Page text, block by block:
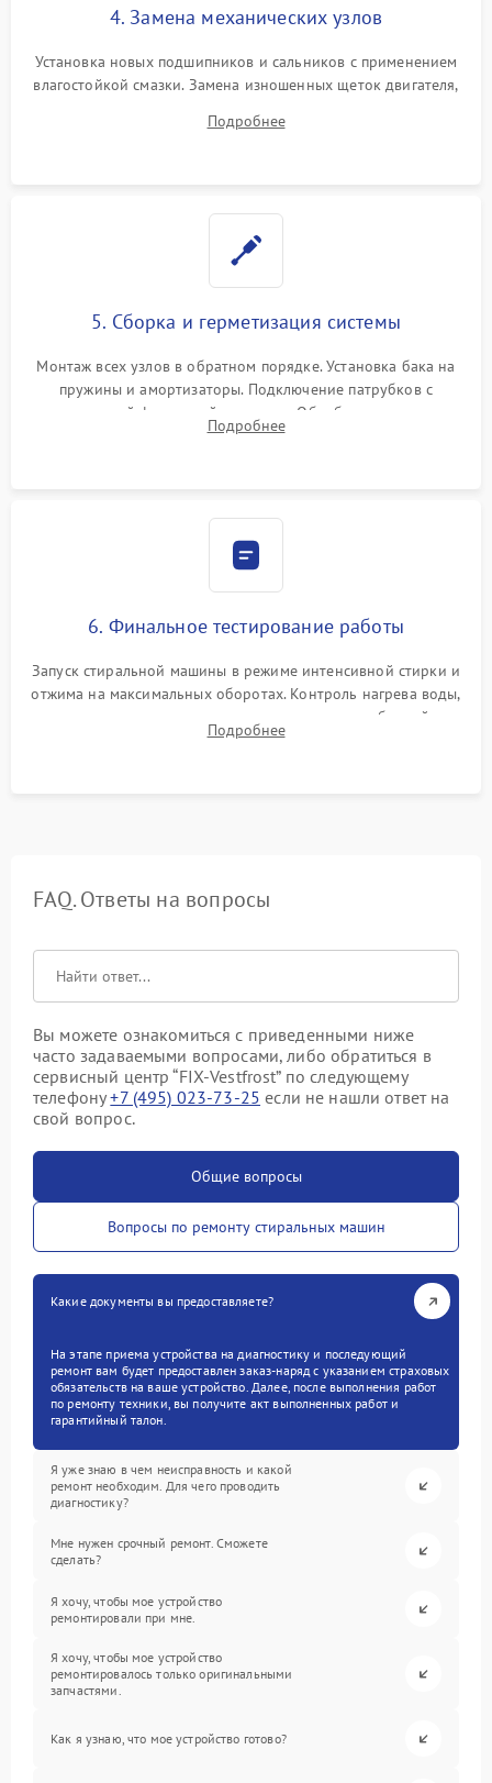
4. Замена механических узлов
Установка новых подшипников и сальников с применением
влагостойкой смазки. Замена изношенных щеток двигателя,
или поврежденной резиновой манжеты.
Подробнее
5. Сборка и герметизация системы
Монтаж всех узлов в обратном порядке. Установка бака на
пружины и амортизаторы. Подключение патрубков с
надежной фиксацией хомутами. Обработка стыков
герметиком для предотвращения возможных протечек воды.
Подробнее
6. Финальное тестирование работы
Запуск стиральной машины в режиме интенсивной стирки и
отжима на максимальных оборотах. Контроль нагрева воды,
корректности слива, отсутствия излишних вибраций,
посторонних стуков и протечек под корпусом.
Подробнее
FAQ. Ответы на вопросы
Вы можете ознакомиться с приведенными ниже
часто задаваемыми вопросами, либо обратиться в
сервисный центр “FIX-Vestfrost” по следующему
телефону+7 (495) 023-73-25 если не нашли ответ на
свой вопрос.
Общие вопросы
Вопросы по ремонту стиральных машин
Какие документы вы предоставляете?
На этапе приема устройства на диагностику и последующий
ремонт вам будет предоставлен заказ-наряд с указанием страховых
обязательств на ваше устройство. Далее, после выполнения работ
по ремонту техники, вы получите акт выполненных работ и
гарантийный талон.
Я уже знаю в чем неисправность и какой
ремонт необходим. Для чего проводить
диагностику?
Мне нужен срочный ремонт. Сможете
сделать?
Я хочу, чтобы мое устройство
ремонтировали при мне.
Я хочу, чтобы мое устройство
ремонтировалось только оригинальными
запчастями.
Как я узнаю, что мое устройство готово?